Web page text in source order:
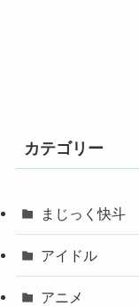
カテゴリー
まじっく快斗
アイドル
アニメ